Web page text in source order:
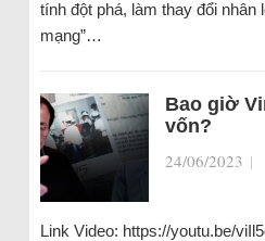
tính đột phá, làm thay đổi nhân
mạng”…
Bao giờ
vốn?
24/06/2023 |
Link Video: https://youtu.be/